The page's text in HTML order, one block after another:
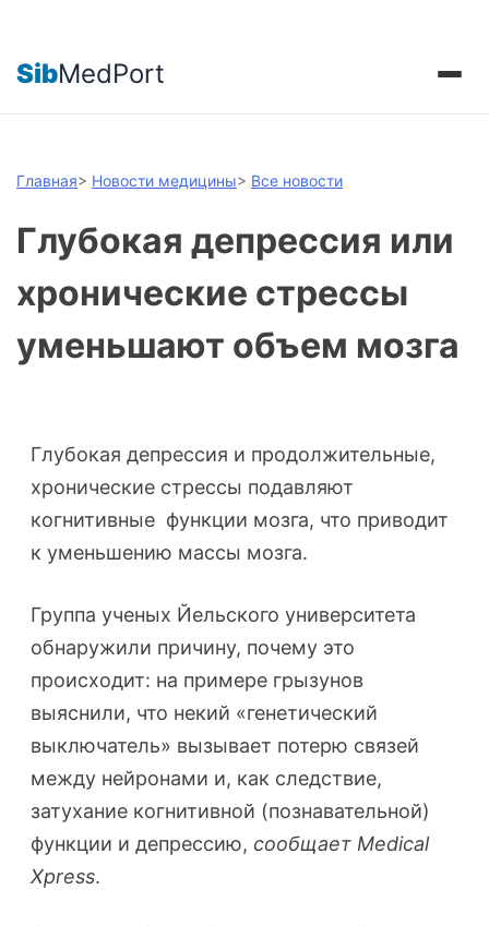
SibMedPort
Главная> Новости медицины> Все новости
Глубокая депрессия или
хронические стрессы
уменьшают объем мозга
Глубокая депрессия и продолжительные,
хронические стрессы подавляют
когнитивные функции мозга, что приводит
к уменьшению массы мозга.
Группа ученых Йельского университета
обнаружили причину, почему это
происходит: на примере грызунов
выяснили, что некий «генетический
выключатель» вызывает потерю связей
между нейронами и, как следствие,
затухание когнитивной (познавательной)
функции и депрессию, сообщает Medical
Xpress.